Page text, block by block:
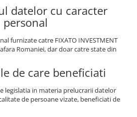
datelor cu caracter
personal
furnizate catre FIXATO INVESTMENT
Romaniei, dar doar catre state din
de care beneficiati
legislatia in materia prelucrarii datelor
de persoane vizate, beneficiati de